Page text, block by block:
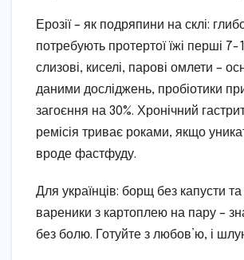
Ерозії – як подряпини на склі:
потребують протертої їжі перші 7-
слизові, киселі, парові омлети –
даними досліджень, пробіотики
загоєння на 30%. Хронічний
ремісія триває роками, якщо
вроде фастфуду.
Для українців: борщ без капусти
вареники з картоплею на пару –
без болю. Готуйте з любов’ю, і